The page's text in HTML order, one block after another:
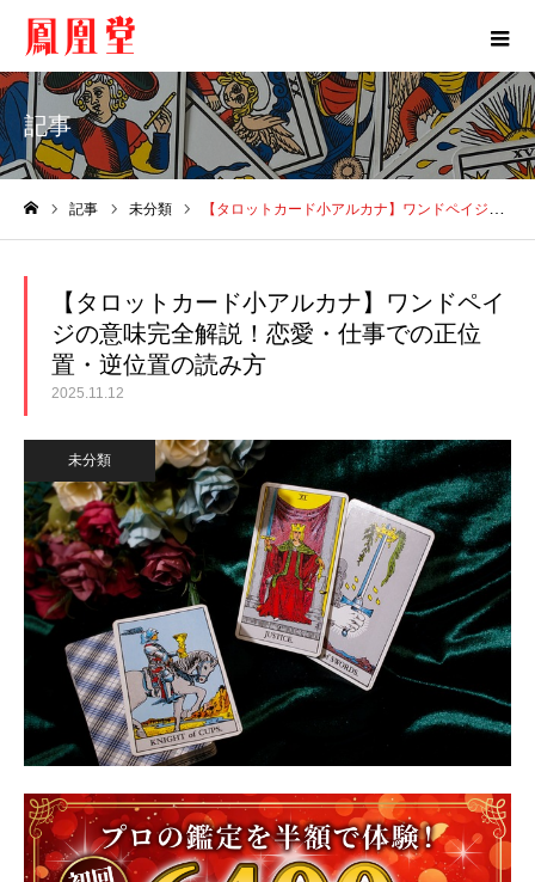
記事
記事 未分類 【タロットカード小アルカナ】ワンドペイジの意味完全解説！恋愛・仕事での正位置・逆位置の読み方
【タロットカード小アルカナ】ワンドペイ
ジの意味完全解説！恋愛・仕事での正位
置・逆位置の読み方
2025.11.12
未分類